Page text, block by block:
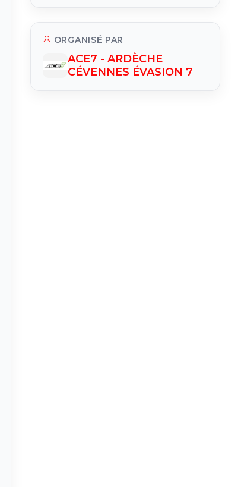
ORGANISÉ PAR
ACE7 - ARDÈCHE
CÉVENNES ÉVASION 7